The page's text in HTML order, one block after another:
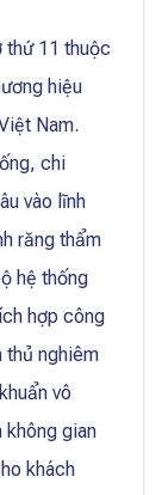
thứ 11 thuộc
hiệu
Nam.
chi
vào lĩnh
răng thẩm
hệ thống
hợp công
thủ nghiêm
vô
không gian
khách